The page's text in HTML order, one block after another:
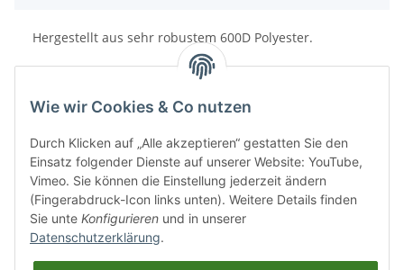
Hergestellt aus sehr robustem 600D Polyester.
Junior: 76 x 38 x 38 cm
Senior: 91 x 46 x 46 cm
Wie wir Cookies & Co nutzen
Durch Klicken auf „Alle akzeptieren“ gestatten Sie den
Einsatz folgender Dienste auf unserer Website: YouTube,
Vimeo. Sie können die Einstellung jederzeit ändern
(Fingerabdruck-Icon links unten). Weitere Details finden
Sie unte Konfigurieren und in unserer
Datenschutzerklärung.